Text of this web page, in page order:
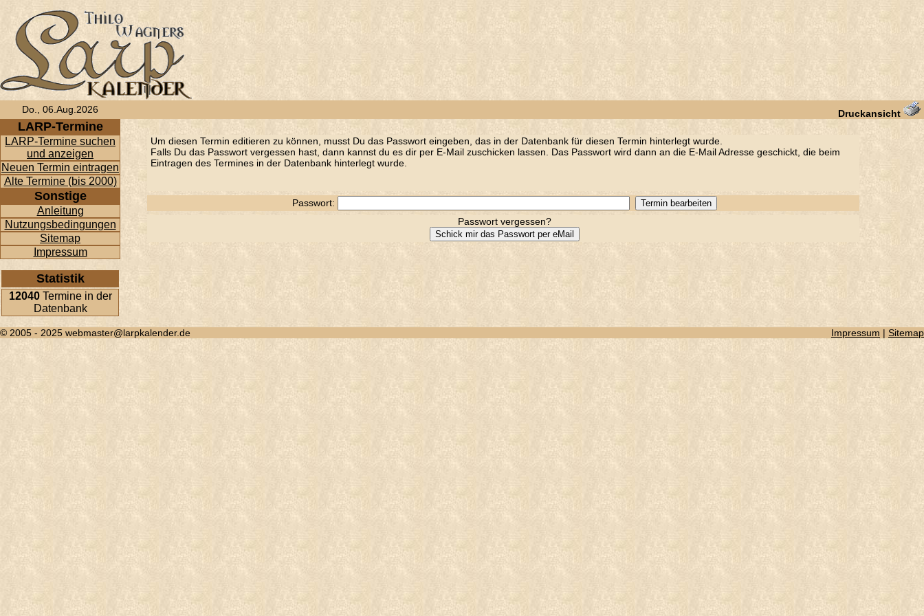
Do., 06.Aug.2026 Druckansicht
LARP-Termine
LARP-Termine suchen
und anzeigen
Neuen Termin eintragen
Alte Termine (bis 2000)
Sonstige
Anleitung
Nutzungsbedingungen
Sitemap
Impressum
Statistik
12040Termine in der
Datenbank
Um diesen Termin editieren zu können, musst Du das Passwort eingeben, das in der Datenbank für diesen Termin hinterlegt wurde.
Falls Du das Passwort vergessen hast, dann kannst du es dir per E-Mail zuschicken lassen. Das Passwort wird dann an die E-Mail Adresse geschickt, die beim
Eintragen des Termines in der Datenbank hinterlegt wurde.
Passwort:
Passwort vergessen?
© 2005 - 2025 webmaster@larpkalender.de Impressum | Sitemap